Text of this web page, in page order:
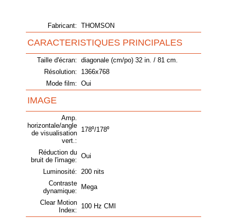
Fabricant: THOMSON
CARACTERISTIQUES PRINCIPALES
Taille d'écran: diagonale (cm/po) 32 in. / 81 cm.
Résolution:
1366x768
Mode film: Oui
IMAGE
Amp.
horizontale/angle
de visualisation
vert.:
178⁰/178⁰
Réduction du
bruit de l'image:
Oui
Luminosité: 200 nits
Contraste
dynamique:
Mega
Clear Motion
Index:
100 Hz CMI